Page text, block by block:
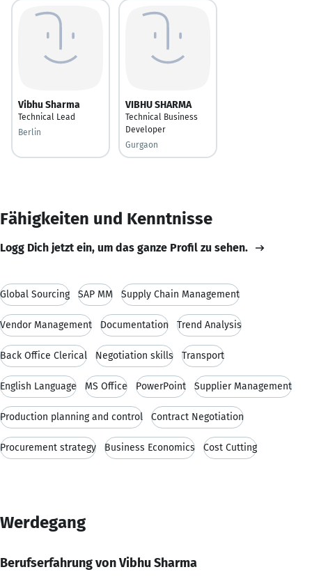
Vibhu Sharma
Technical Lead
Berlin
VIBHU SHARMA
Technical Business
Developer
Gurgaon
Fähigkeiten und Kenntnisse
Logg Dich jetzt ein, um das ganze Profil zu sehen.
Global Sourcing SAP MM Supply Chain Management
Vendor Management Documentation Trend Analysis
Back Office Clerical Negotiation skills Transport
English Language MS Office PowerPoint Supplier Management
Production planning and control Contract Negotiation
Procurement strategy Business Economics Cost Cutting
Werdegang
Berufserfahrung von Vibhu Sharma